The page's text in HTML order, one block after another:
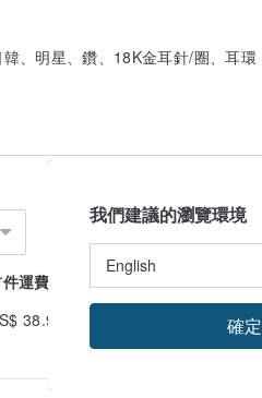
、明星、鑽、18K金耳針/圈、耳環
運費
續件加收
38.94
我們建議的瀏覽環境
確定